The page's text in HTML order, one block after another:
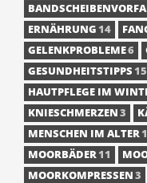
ERNÄHRUNG14
GELENKPROBLEME6
GESUNDHEITSTIPPS
HAUTPFLEGE IM
KNIESCHMERZEN3
MENSCHEN IM ALTER
MOORBÄDER11
MOORKOMPRESSEN3